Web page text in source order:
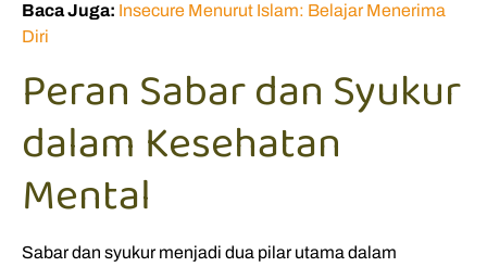
Baca Juga: Insecure Menurut Islam: Belajar Menerima
Diri
Peran Sabar dan Syukur
dalam Kesehatan
Mental
Sabar dan syukur menjadi dua pilar utama dalam